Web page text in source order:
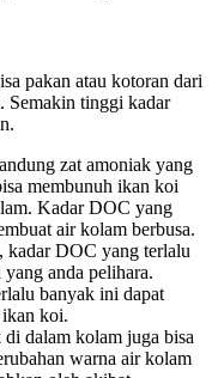
pakan atau kotoran dari
Semakin tinggi kadar
zat amoniak yang
membunuh ikan koi
Kadar DOC yang
air kolam berbusa.
kadar DOC yang terlalu
anda pelihara.
banyak ini dapat
koi.
dalam kolam juga bisa
warna air kolam